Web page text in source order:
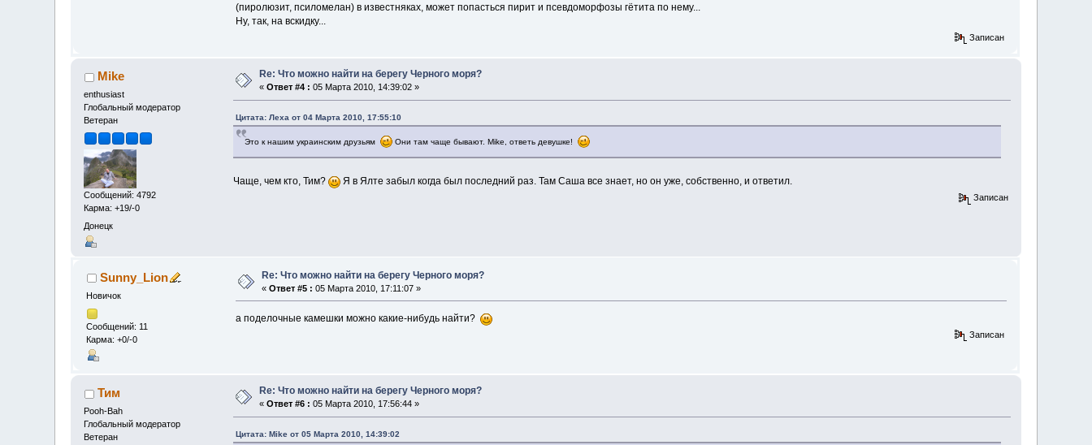
(пиролюзит, псиломелан) в известняках, может попасться пирит и псевдоморфозы гётита по нему...
Ну, так, на вскидку...
Записан
Mike
enthusiast
Глобальный модератор
Ветеран
Сообщений: 4792
Карма: +19/-0
Донецк
Re: Что можно найти на берегу Черного моря?
«Ответ #4 : 05 Марта 2010, 14:39:02 »
Цитата: Леха от 04 Марта 2010, 17:55:10
Это к нашим украинским друзьям Они там чаще бывают. Mike, ответь девушке!
Чаще, чем кто, Тим? Я в Ялте забыл когда был последний раз. Там Саша все знает, но он уже, собственно, и ответил.
Записан
Sunny_Lion
Новичок
Сообщений: 11
Карма: +0/-0
Re: Что можно найти на берегу Черного моря?
«Ответ #5 : 05 Марта 2010, 17:11:07 »
а поделочные камешки можно какие-нибудь найти?
Записан
Тим
Pooh-Bah
Глобальный модератор
Ветеран
Re: Что можно найти на берегу Черного моря?
«Ответ #6 : 05 Марта 2010, 17:56:44 »
Цитата: Mike от 05 Марта 2010, 14:39:02